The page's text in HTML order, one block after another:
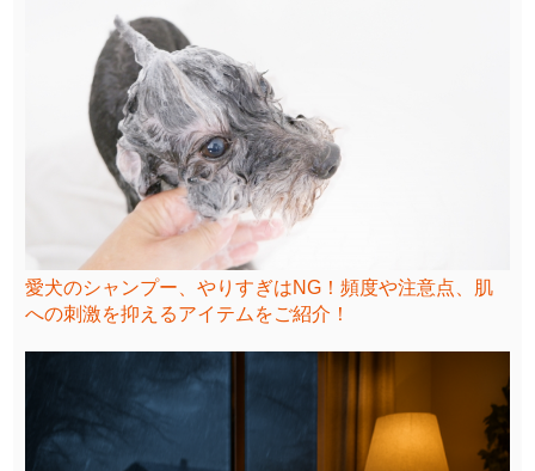
愛犬のシャンプー、やりすぎはNG！頻度や注意点、肌
への刺激を抑えるアイテムをご紹介！